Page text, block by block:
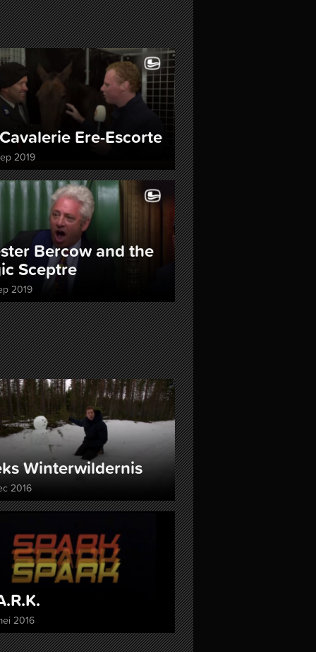
Ere-Escorte
2019
Bercow and the
Sceptre
2019
Winter­wildernis
2016
2016